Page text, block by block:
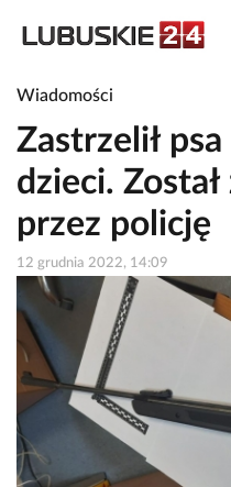
Wiadomości
Zastrzelił
dzieci.
przez policję
12 grudnia 2022, 14:09